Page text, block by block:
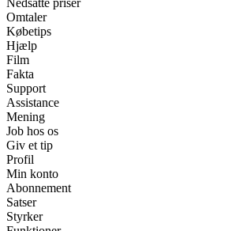
Nedsatte priser
Omtaler
Købetips
Hjælp
Film
Fakta
Support
Assistance
Mening
Job hos os
Giv et tip
Profil
Min konto
Abonnement
Satser
Styrker